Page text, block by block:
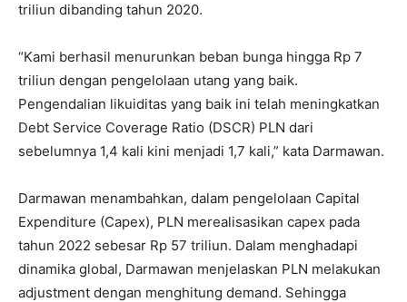
triliun dibanding tahun 2020.
“Kami berhasil menurunkan beban bunga hingga Rp 7
triliun dengan pengelolaan utang yang baik.
Pengendalian likuiditas yang baik ini telah meningkatkan
Debt Service Coverage Ratio (DSCR) PLN dari
sebelumnya 1,4 kali kini menjadi 1,7 kali,” kata Darmawan.
Darmawan menambahkan, dalam pengelolaan Capital
Expenditure (Capex), PLN merealisasikan capex pada
tahun 2022 sebesar Rp 57 triliun. Dalam menghadapi
dinamika global, Darmawan menjelaskan PLN melakukan
adjustment dengan menghitung demand. Sehingga